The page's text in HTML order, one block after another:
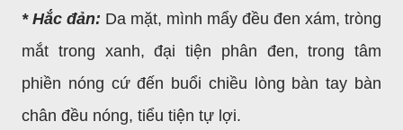
* Hắc đản: Da mặt, mình mẩy đều đen xám, tròng
mắt trong xanh, đại tiện phân đen, trong tâm
phiền nóng cứ đến buổi chiều lòng bàn tay bàn
chân đều nóng, tiểu tiện tự lợi.